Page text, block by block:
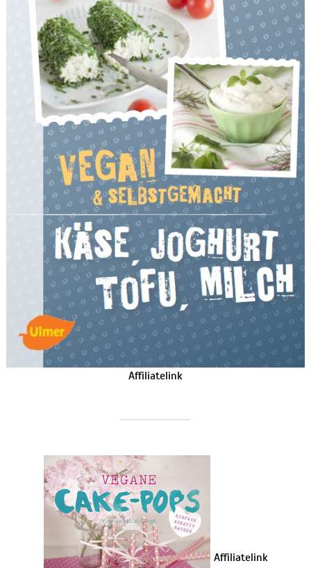
Affiliatelink
Affiliatelink